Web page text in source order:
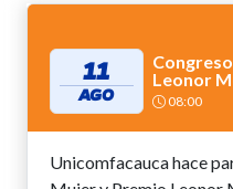
11
AGO
Leonor
08:00
Unicomfacauca hace